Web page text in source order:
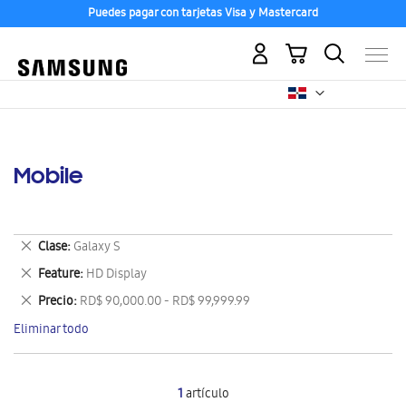
Puedes pagar con tarjetas Visa y Mastercard
Mi carrito
Mobile
1artículo
Clase Galaxy S
Eliminar
este
artículo
Feature HD Display
Eliminar
este
artículo
Precio RD$ 90,000.00 - RD$ 99,999.99
Eliminar
este
artículo
Eliminar todo